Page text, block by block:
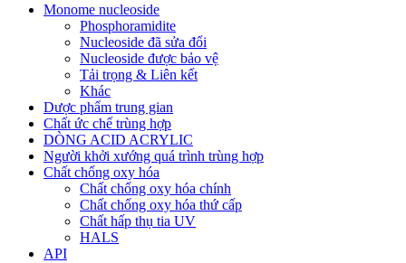
Monome nucleoside
Phosphoramidite
Nucleoside đã sửa đổi
Nucleoside được bảo vệ
Tải trọng & Liên kết
Khác
Dược phẩm trung gian
Chất ức chế trùng hợp
DÒNG ACID ACRYLIC
Người khởi xướng quá trình trùng hợp
Chất chống oxy hóa
Chất chống oxy hóa chính
Chất chống oxy hóa thứ cấp
Chất hấp thụ tia UV
HALS
API